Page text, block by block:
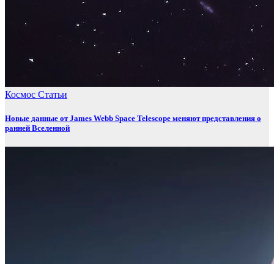
Космос Статьи
Новые данные от James Webb Space Telescope меняют представления о
ранней Вселенной